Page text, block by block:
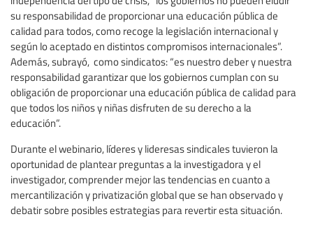
su responsabilidad de proporcionar una educación pública de
calidad para todos, como recoge la legislación internacional y
según lo aceptado en distintos compromisos internacionales”.
Además, subrayó, como sindicatos: “es nuestro deber y nuestra
responsabilidad garantizar que los gobiernos cumplan con su
obligación de proporcionar una educación pública de calidad para
que todos los niños y niñas disfruten de su derecho a la
educación”.
Durante el webinario, líderes y lideresas sindicales tuvieron la
oportunidad de plantear preguntas a la investigadora y el
investigador, comprender mejor las tendencias en cuanto a
mercantilización y privatización global que se han observado y
debatir sobre posibles estrategias para revertir esta situación.